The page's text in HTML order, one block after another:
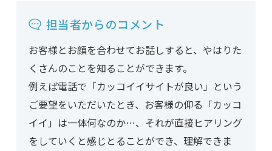
担当者からのコメント
お客様とお顔を合わせてお話しすると、やはりた
くさんのことを知ることができます。
例えば電話で「カッコイイサイトが良い」という
ご要望をいただいたとき、お客様の仰る「カッコ
イイ」は一体何なのか…、それが直接ヒアリング
をしていくと感じとることができ、理解できま